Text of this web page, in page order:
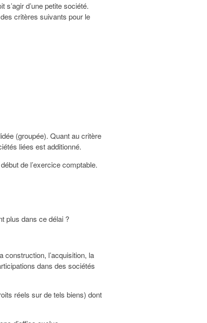
s’agir d’une petite société.
des critères suivants pour le
(groupée). Quant au critère
liées est additionné.
de l’exercice comptable.
plus dans ce délai ?
construction, l’acquisition, la
dans des sociétés
réels sur de tels biens) dont